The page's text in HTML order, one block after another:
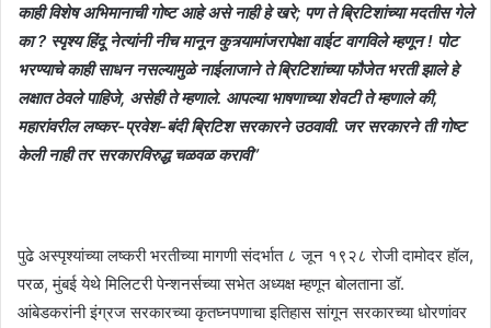
काही विशेष अभिमानाची गोष्ट आहे असे नाही हे खरे; पण ते ब्रिटिशांच्या मदतीस गेले
का ? स्पृश्य हिंदू नेत्यांनी नीच मानून कुत्र्यामांजरापेक्षा वाईट वागविले म्हणून ! पोट
भरण्याचे काही साधन नसल्यामुळे नाईलाजाने ते ब्रिटिशांच्या फौजेत भरती झाले हे
लक्षात ठेवले पाहिजे, असेही ते म्हणाले. आपल्या भाषणाच्या शेवटी ते म्हणाले की,
महारांवरील लष्कर-प्रवेश-बंदी ब्रिटिश सरकारने उठवावी. जर सरकारने ती गोष्ट
केली नाही तर सरकारविरुद्ध चळवळ करावी”
पुढे अस्पृश्यांच्या लष्करी भरतीच्या मागणी संदर्भात ८ जून १९२८ रोजी दामोदर हॉल,
परळ, मुंबई येथे मिलिटरी पेन्शनर्सच्या सभेत अध्यक्ष म्हणून बोलताना डॉ.
आंबेडकरांनी इंग्रज सरकारच्या कृतघ्नपणाचा इतिहास सांगून सरकारच्या धोरणांवर